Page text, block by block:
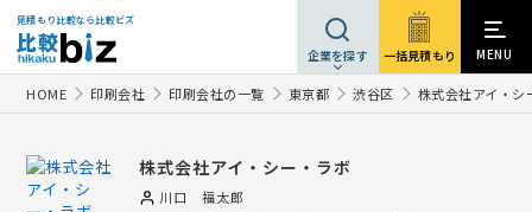
見積もり比較なら比較ビズ
企業を探す 一括見積もり MENU
HOME 印刷会社 印刷会社の一覧 東京都 渋谷区 株式会社アイ・シ
株式会社アイ・シー・ラボ
川口 福太郎